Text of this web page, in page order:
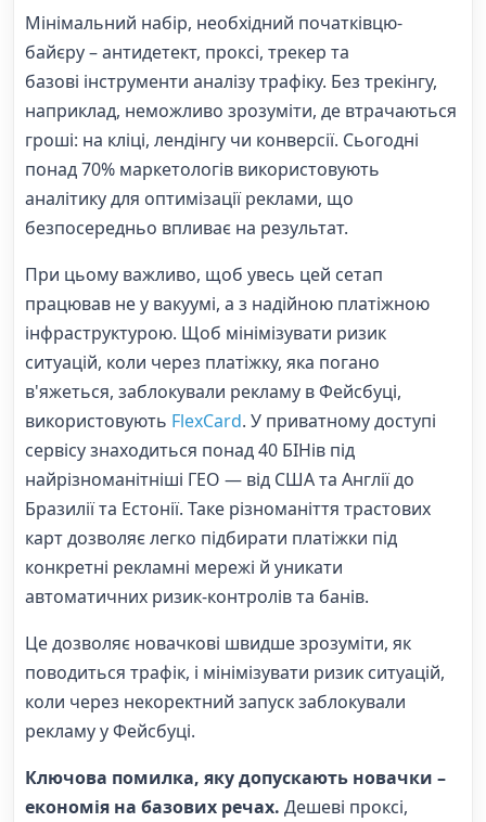
Мінімальний набір, необхідний початківцю-
байєру – антидетект, проксі, трекер та
базові інструменти аналізу трафіку. Без трекінгу,
наприклад, неможливо зрозуміти, де втрачаються
гроші: на кліці, лендінгу чи конверсії. Сьогодні
понад 70% маркетологів використовують
аналітику для оптимізації реклами, що
безпосередньо впливає на результат.
При цьому важливо, щоб увесь цей сетап
працював не у вакуумі, а з надійною платіжною
інфраструктурою. Щоб мінімізувати ризик
ситуацій, коли через платіжку, яка погано
в'яжеться, заблокували рекламу в Фейсбуці,
використовують FlexCard. У приватному доступі
сервісу знаходиться понад 40 БІНів під
найрізноманітніші ГЕО — від США та Англії до
Бразилії та Естонії. Таке різноманіття трастових
карт дозволяє легко підбирати платіжки під
конкретні рекламні мережі й уникати
автоматичних ризик-контролів та банів.
Це дозволяє новачкові швидше зрозуміти, як
поводиться трафік, і мінімізувати ризик ситуацій,
коли через некоректний запуск заблокували
рекламу у Фейсбуці.
Ключова помилка, яку допускають новачки –
економія на базових речах. Дешеві проксі,